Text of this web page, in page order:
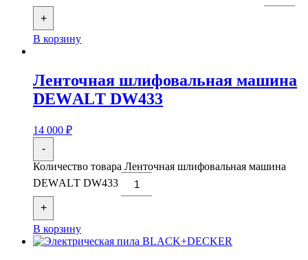
+
В корзину
Ленточная шлифовальная машина
DЕWАLТ DW433
14 000 ₽
-
Количество товара Ленточная шлифовальная машина
DЕWАLТ DW433
+
В корзину